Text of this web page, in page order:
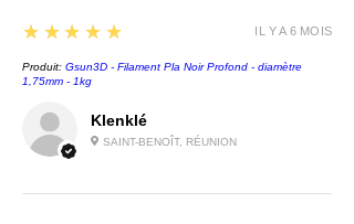
Klenklé
SAINT-BENOÎT, RÉUNION
5
★★★★★
Produit: Gsun3D - Filament Pla Noir Profond - diamètre
1,75mm - 1kg
IL Y A 6 MOIS